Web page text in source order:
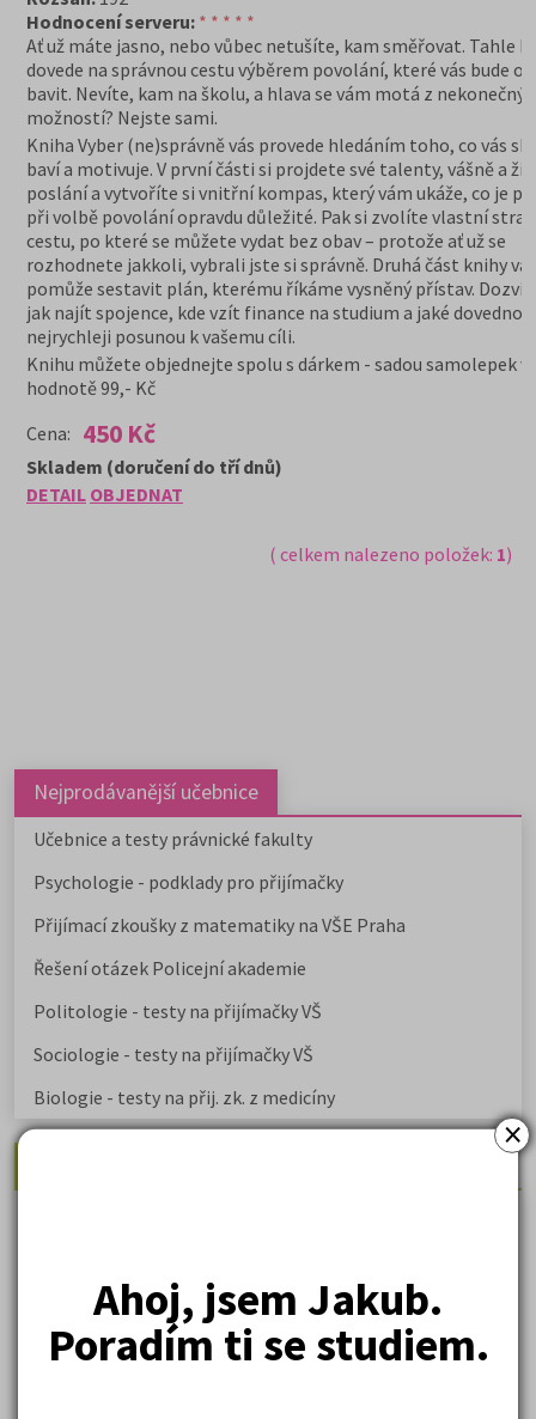
×
Ahoj, jsem Jakub.
Poradím ti se studiem.
Hodnocení serveru: * * * * *
Ať už máte jasno, nebo vůbec netušíte, kam směřovat. Tahle
dovede na správnou cestu výběrem povolání, které vás bude
bavit. Nevíte, kam na školu, a hlava se vám motá z
možností? Nejste sami.
Kniha Vyber (ne)správně vás provede hledáním toho, co vás
baví a motivuje. V první části si projdete své talenty, vášně a
poslání a vytvoříte si vnitřní kompas, který vám ukáže, co je
při volbě povolání opravdu důležité. Pak si zvolíte vlastní
cestu, po které se můžete vydat bez obav – protože ať už se
rozhodnete jakkoli, vybrali jste si správně. Druhá část knihy
pomůže sestavit plán, kterému říkáme vysněný přístav.
jak najít spojence, kde vzít finance na studium a jaké
nejrychleji posunou k vašemu cíli.
Knihu můžete objednejte spolu s dárkem - sadou samolepek v
hodnotě 99,- Kč
Cena: 450 Kč
DETAIL OBJEDNAT
Skladem (doručení do tří dnů)
( celkem nalezeno položek: 1)
Nejprodávanější učebnice
Učebnice a testy právnické fakulty
Psychologie - podklady pro přijímačky
Přijímací zkoušky z matematiky na VŠE Praha
Řešení otázek Policejní akademie
Politologie - testy na přijímačky VŠ
Sociologie - testy na přijímačky VŠ
Biologie - testy na přij. zk. z medicíny
Lékařské fakulty, farmacie
Společenské a human. vědy